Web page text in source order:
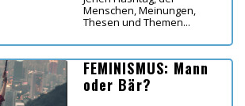
Menschen, Meinungen,
Thesen und Themen...
FEMINISMUS: Mann
oder Bär?